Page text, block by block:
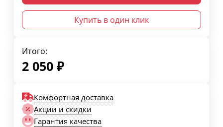
Купить в один клик
Итого:
2 050 ₽
Комфортная доставка
Акции и скидки
Гарантия качества